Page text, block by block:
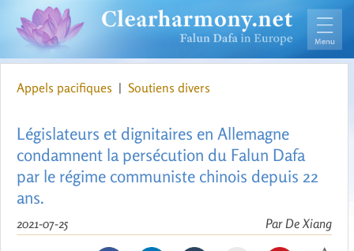
Appels pacifiques | Soutiens divers
Législateurs et dignitaires en Allemagne
condamnent la persécution du Falun Dafa
par le régime communiste chinois depuis 22
ans.
Par De Xiang
2021-07-25